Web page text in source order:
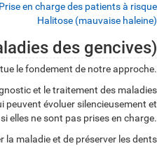
Prise en charge des patients à risque
Halitose (mauvaise haleine)
des gencives)
le fondement de notre approche.
et le traitement des maladies
peuvent évoluer silencieusement et
elles ne sont pas prises en charge.
la maladie et de préserver les dents